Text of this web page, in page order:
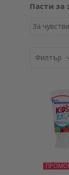
Пасти за
За
Филтър